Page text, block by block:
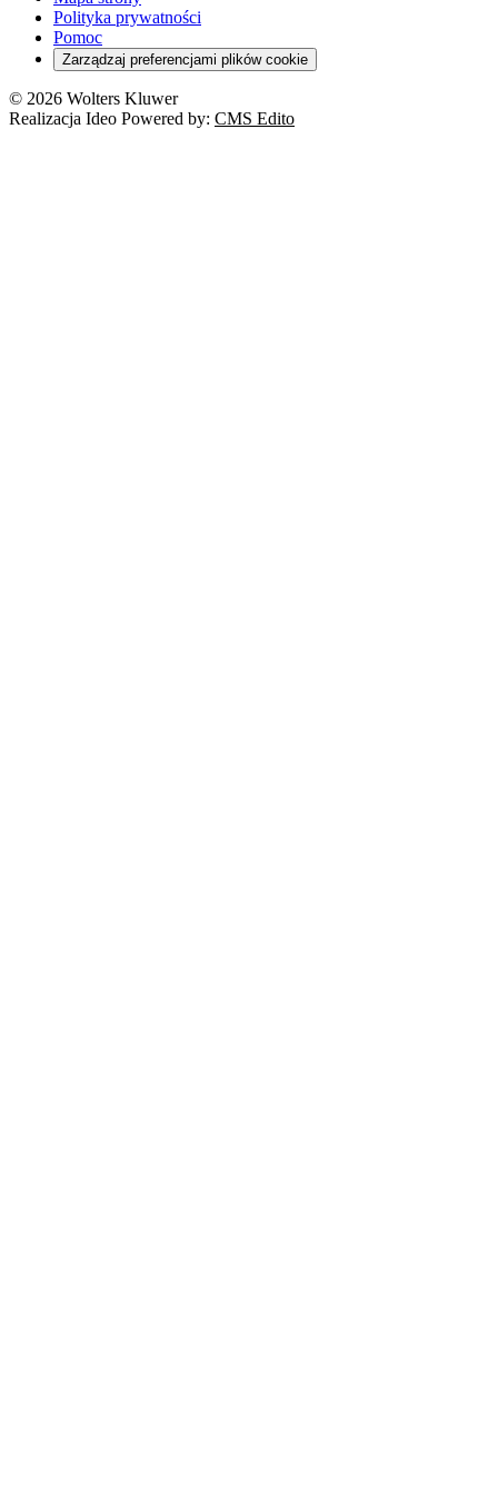
Polityka prywatności
Pomoc
Zarządzaj preferencjami plików cookie
© 2026 Wolters Kluwer
Realizacja Ideo Powered by: CMS Edito